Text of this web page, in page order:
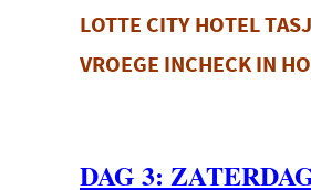
LOTTE CITY HOTEL
VROEGE INCHECK IN
DAG 3: ZATER